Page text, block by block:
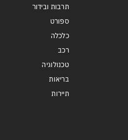
תרבות ובידור
ספורט
כלכלה
רכב
טכנולוגיה
בריאות
תיירות